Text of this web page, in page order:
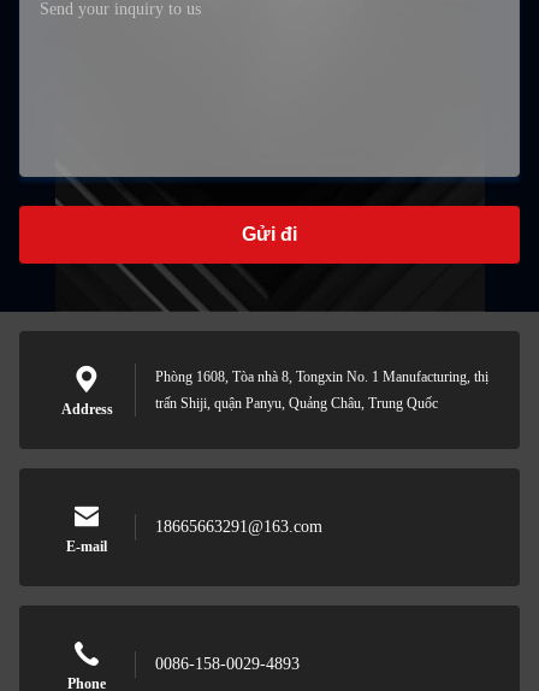
Gửi đi
Address
Phòng 1608, Tòa nhà 8, Tongxin No. 1 Manufacturing, thị
trấn Shiji, quận Panyu, Quảng Châu, Trung Quốc
E-mail
18665663291@163.com
Phone
0086-158-0029-4893